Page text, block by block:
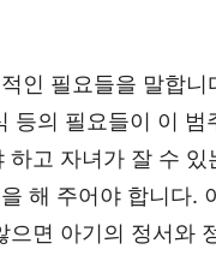
인 필요들을 말합니
등의 필요들이 이 범
고 자녀가 잘 수 있
해 주어야 합니다.
면 아기의 정서와